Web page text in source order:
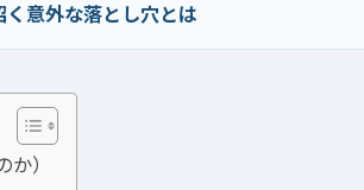
意外な落とし穴とは
）